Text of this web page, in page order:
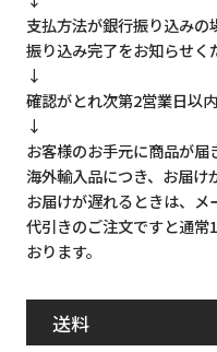
支払方法が銀行振り込み
振り込み完了をお知らせく
↓
確認がとれ次第2営業日以
↓
お客様のお手元に商品が届
海外輸入品につき、お届け
お届けが遅れるときは、メ
代引きのご注文ですと通
おります。
送料